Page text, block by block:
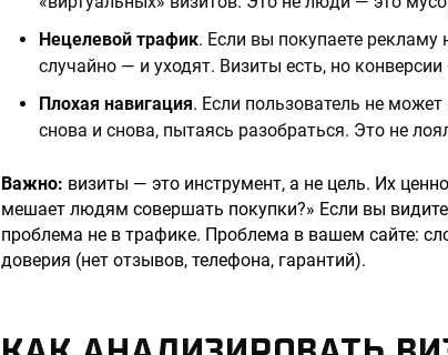
Нецелевой трафик. Если вы покупаете
случайно — и уходят. Визиты есть, но конверсии
Плохая навигация. Если пользователь не
снова и снова, пытаясь разобраться. Это не
Важно: визиты — это инструмент, а не цель. Их
мешает людям совершать покупки?» Если вы
проблема не в трафике. Проблема в вашем сайте:
доверия (нет отзывов, телефона, гарантий).